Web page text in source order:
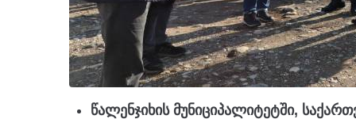
წალენჯიხის მუნიციპალიტეტში,